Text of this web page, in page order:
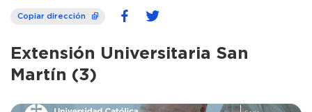
Copiar dirección
Extensión Universitaria San
Martín (3)